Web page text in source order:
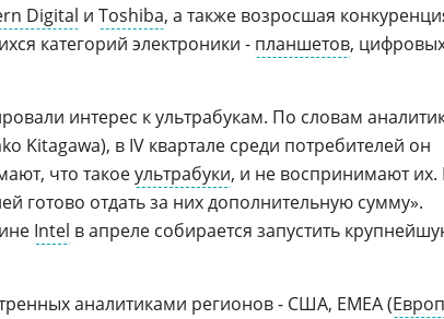
Digital и Toshiba, а также возросшая
категорий электроники - планшетов,
интерес к ультрабукам. По словам
Kitagawa), в IV квартале среди потребителей он
что такоеультрабуки, и не воспринимают их.
готово отдать за них дополнительную сумму».
Intel в апреле собирается запустить
аналитиками регионов - США, EMEA (